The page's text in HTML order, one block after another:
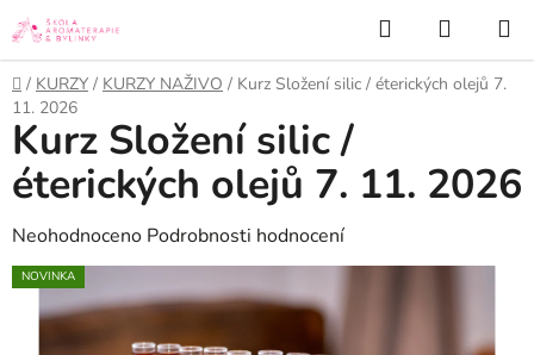
Přejít
na
obsah
Hledat
KOŠÍK
Domů
/ KURZY / KURZY NAŽIVO / Kurz Složení silic / éterických olejů 7.
11. 2026
Kurz Složení silic /
éterických olejů 7. 11. 2026
Průměrné
hodnocení
produktu
Neohodnoceno Podrobnosti hodnocení
NOVINKA